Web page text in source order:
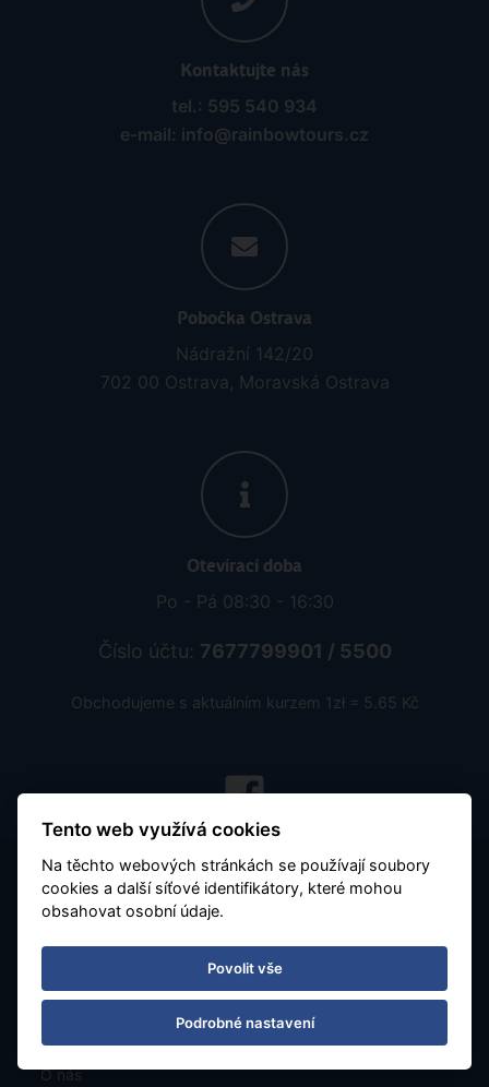
Kontaktujte nás
tel.: 595 540 934
e-mail: info@rainbowtours.cz
Pobočka Ostrava
Nádražní 142/20
702 00 Ostrava, Moravská Ostrava
Otevírací doba
Po - Pá 08:30 - 16:30
Číslo účtu: 7677799901 / 5500
Obchodujeme s aktuálním kurzem 1zł = 5.65 Kč
Všeobecné podmínky
O nás
Tento web využívá cookies
Na těchto webových stránkách se používají soubory
cookies a další síťové identifikátory, které mohou
obsahovat osobní údaje.
Povolit vše
Podrobné nastavení